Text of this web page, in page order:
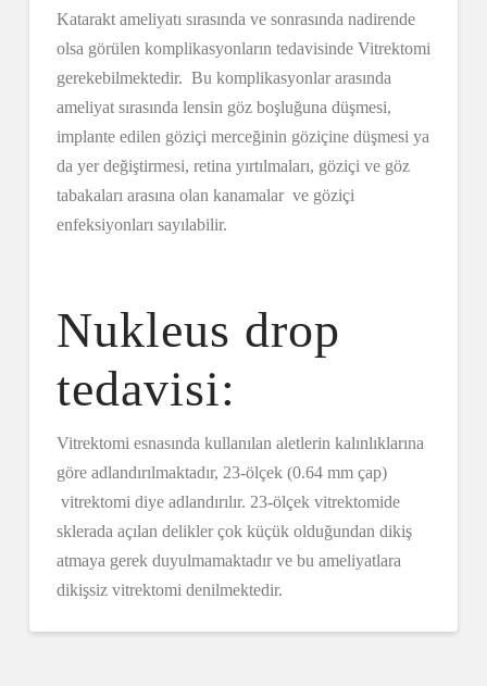
Katarakt ameliyatı sırasında ve sonrasında nadirende
olsa görülen komplikasyonların tedavisinde Vitrektomi
gerekebilmektedir. Bu komplikasyonlar arasında
ameliyat sırasında lensin göz boşluğuna düşmesi,
implante edilen göziçi merceğinin göziçine düşmesi ya
da yer değiştirmesi, retina yırtılmaları, göziçi ve göz
tabakaları arasına olan kanamalar ve göziçi
enfeksiyonları sayılabilir.
Nukleus drop
tedavisi:
Vitrektomi esnasında kullanılan aletlerin kalınlıklarına
göre adlandırılmaktadır, 23-ölçek (0.64 mm çap)
vitrektomi diye adlandırılır. 23-ölçek vitrektomide
sklerada açılan delikler çok küçük olduğundan dikiş
atmaya gerek duyulmamaktadır ve bu ameliyatlara
dikişsiz vitrektomi denilmektedir.